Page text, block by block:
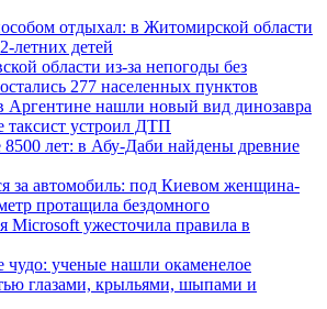
отдыхал: в Житомирской области
летних детей
области из-за непогоды без
277 населенных пунктов
Аргентине нашли новый вид динозавра
таксист устроил ДТП
лет: в Абу-Даби найдены древние
за автомобиль: под Киевом женщина-
протащила бездомного
Microsoft ужесточила правила в
чудо: ученые нашли окаменелое
глазами, крыльями, шыпами и